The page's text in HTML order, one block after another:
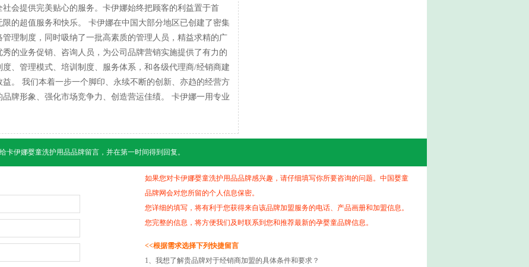
会提供完美贴心的服务。卡伊娜始终把顾客的利益置于首
的超值服务和快乐。 卡伊娜在中国大部分地区已创建了密集
理制度，同时吸纳了一批高素质的管理人员，精益求精的广
的业务促销、咨询人员，为公司品牌营销实施提供了有力的
、管理模式、培训制度、服务体系，和各级代理商/经销商建
。 我们本着一步一个脚印、永续不断的创新、亦趋的经营方
牌形象、强化市场竞争力、创造营运佳绩。 卡伊娜一用专业
卡伊娜婴童洗护用品品牌留言，并在第一时间得到回复。
如果您对卡伊娜婴童洗护用品品牌感兴趣，请仔细填写你所要咨询的问题。中国婴童
品牌网会对您所留的个人信息保密。
您详细的填写，将有利于您获得来自该品牌加盟服务的电话、产品画册和加盟信息。
您完整的信息，将方便我们及时联系到您和推荐最新的孕婴童品牌信息。
<<根据需求选择下列快捷留言
1、我想了解贵品牌对于经销商加盟的具体条件和要求？